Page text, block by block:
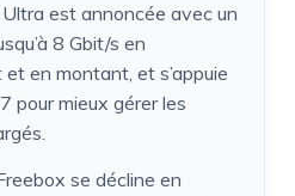
est annoncée avec un
8 Gbit/s en
en montant, et s’appuie
pour mieux gérer les
se décline en